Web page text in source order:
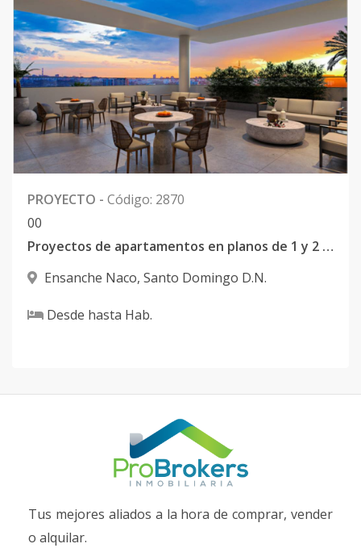
PROYECTO - Código: 2870
00
Proyectos de apartamentos en planos de 1 y 2 habitaciones en Naco
Ensanche Naco, Santo Domingo D.N.
Desde hasta Hab.
Tus mejores aliados a la hora de comprar, vender
o alquilar.